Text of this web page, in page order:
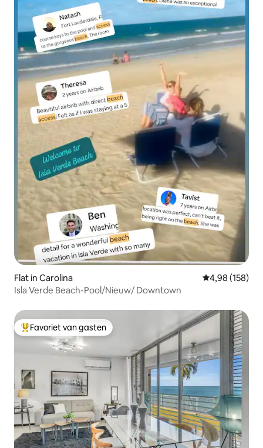
Flat in Carolina Gemiddelde
4,98 (158)
Isla Verde Beach-Pool/Nieuw/ Downtown
Topfavoriet van gasten
Favoriet van gasten